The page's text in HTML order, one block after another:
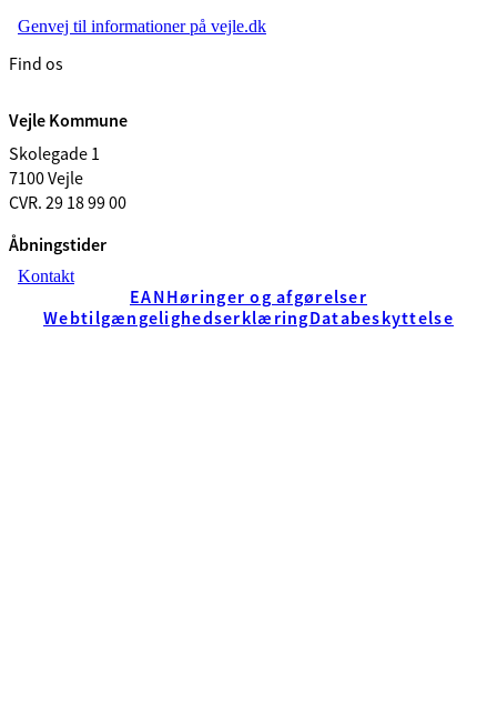
Genvej til informationer på vejle.dk
Find os
Vejle Kommune
Skolegade 1
7100 Vejle
CVR. 29 18 99 00
Åbningstider
Kontakt
EANHøringer og afgørelser
WebtilgængelighedserklæringDatabeskyttelse